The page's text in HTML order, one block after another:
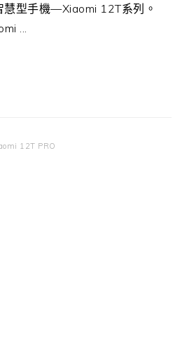
慧型手機—Xiaomi 12T系列。
...
12T PRO